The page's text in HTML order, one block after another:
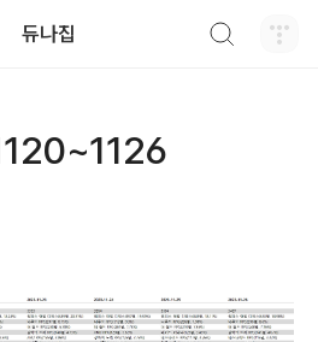
듀나집